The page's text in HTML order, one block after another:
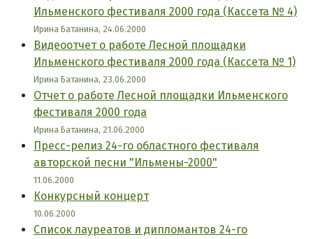
Ильменского фестиваля 2000 года (Кассета № 4)
Ирина Батанина, 24.06.2000
Видеоотчет о работе Лесной площадки
Ильменского фестиваля 2000 года (Кассета № 1)
Ирина Батанина, 23.06.2000
Отчет о работе Лесной площадки Ильменского
фестиваля 2000 года
Ирина Батанина, 21.06.2000
Пресс-релиз 24-го областного фестиваля
авторской песни "Ильмены-2000"
11.06.2000
Конкурсный концерт
10.06.2000
Список лауреатов и дипломантов 24-го